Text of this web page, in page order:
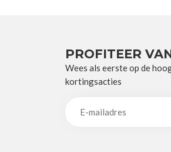
PROFITEER
Wees als eerste op de
kortingsacties